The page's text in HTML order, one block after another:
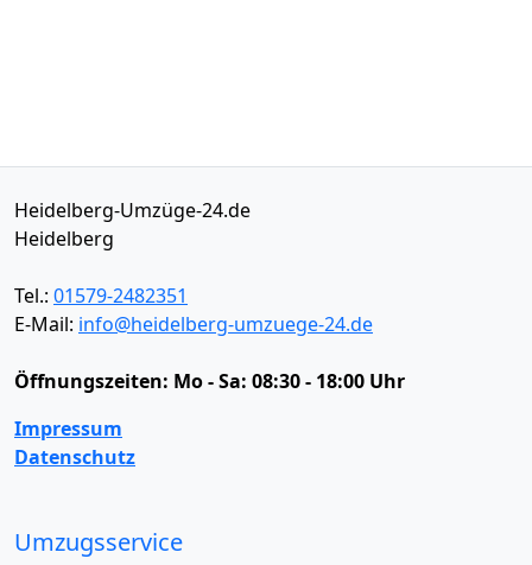
Heidelberg-Umzüge-24.de
Heidelberg
Tel.: 01579-2482351
E-Mail: info@heidelberg-umzuege-24.de
Öffnungszeiten: Mo - Sa: 08:30 - 18:00 Uhr
Impressum
Datenschutz
Umzugsservice